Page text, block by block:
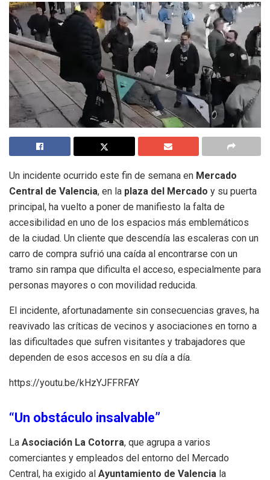
Un incidente ocurrido este fin de semana en Mercado
Central de Valencia, en la plaza del Mercado y su puerta
principal, ha vuelto a poner de manifiesto la falta de
accesibilidad en uno de los espacios más emblemáticos
de la ciudad. Un cliente que descendía las escaleras con un
carro de compra sufrió una caída al encontrarse con un
tramo sin rampa que dificulta el acceso, especialmente para
personas mayores o con movilidad reducida.
El incidente, afortunadamente sin consecuencias graves, ha
reavivado las críticas de vecinos y asociaciones en torno a
las dificultades que sufren visitantes y trabajadores que
dependen de esos accesos en su día a día.
https://youtu.be/kHzYJFFRFAY
“Un obstáculo insalvable”
La Asociación La Cotorra, que agrupa a varios
comerciantes y empleados del entorno del Mercado
Central, ha exigido al Ayuntamiento de Valencia la